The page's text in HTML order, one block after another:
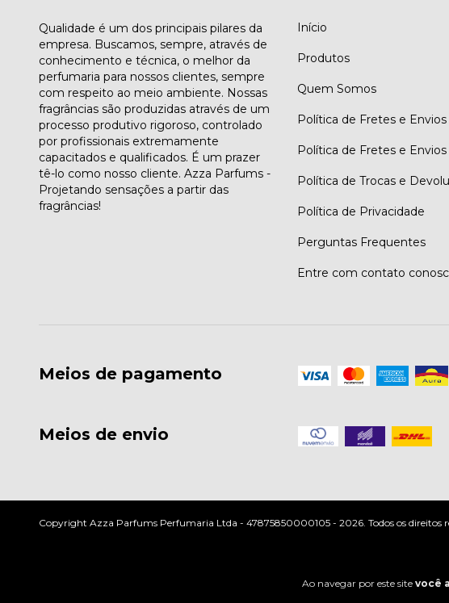
Ao navegar por este site você
Qualidade é um dos principais pilares da
empresa. Buscamos, sempre, através de
conhecimento e técnica, o melhor da
perfumaria para nossos clientes, sempre
com respeito ao meio ambiente. Nossas
fragrâncias são produzidas através de um
processo produtivo rigoroso, controlado
por profissionais extremamente
capacitados e qualificados. É um prazer
tê-lo como nosso cliente. Azza Parfums -
Projetando sensações a partir das
fragrâncias!
Início
Produtos
Quem Somos
Política de Fretes e
Política de Fretes e
Política de Trocas e
Política de Privacidade
Perguntas Frequentes
Entre com contato
Meios de pagamento
Meios de envio
Copyright Azza Parfums Perfumaria Ltda - 47875850000105 - 2026. Todos os direitos